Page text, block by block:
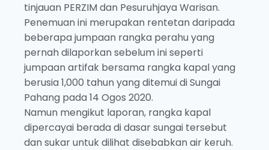
tinjauan PERZIM dan Pesuruhjaya Warisan.
Penemuan ini merupakan rentetan daripada
beberapa jumpaan rangka perahu yang
pernah dilaporkan sebelum ini seperti
jumpaan artifak bersama rangka kapal yang
berusia 1,000 tahun yang ditemui di Sungai
Pahang pada 14 Ogos 2020.
Namun mengikut laporan, rangka kapal
dipercayai berada di dasar sungai tersebut
dan sukar untuk dilihat disebabkan air keruh.